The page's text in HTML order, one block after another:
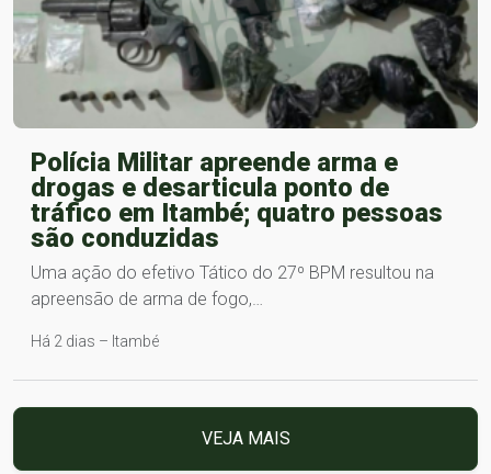
Polícia Militar apreende arma e
drogas e desarticula ponto de
tráfico em Itambé; quatro pessoas
são conduzidas
Uma ação do efetivo Tático do 27º BPM resultou na
apreensão de arma de fogo,…
Há 2 dias – Itambé
VEJA MAIS